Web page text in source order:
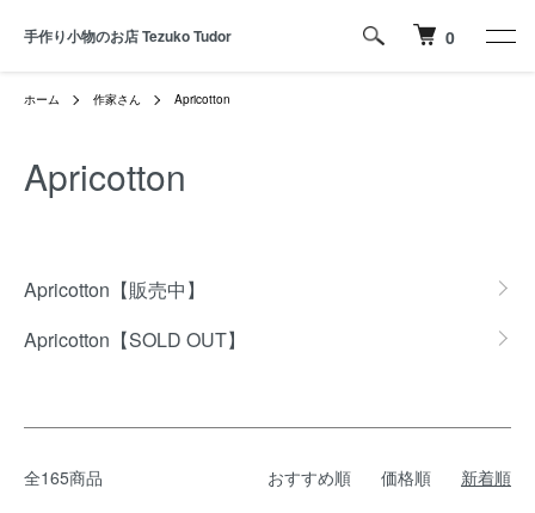
手作り小物のお店 Tezuko Tudor 0
ホーム 作家さん Apricotton
Apricotton
Apricotton【販売中】
Apricotton【SOLD OUT】
全165商品 おすすめ順 価格順 新着順